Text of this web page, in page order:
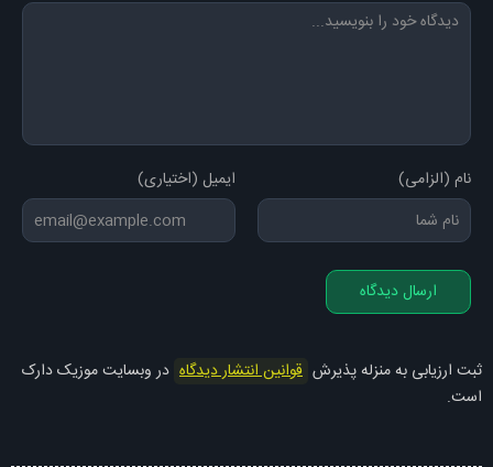
نام (الزامی) ایمیل (اختیاری)
ارسال دیدگاه
ثبت ارزیابی به منزله پذیرش قوانین انتشار دیدگاه در وبسایت موزیک دارک
است.